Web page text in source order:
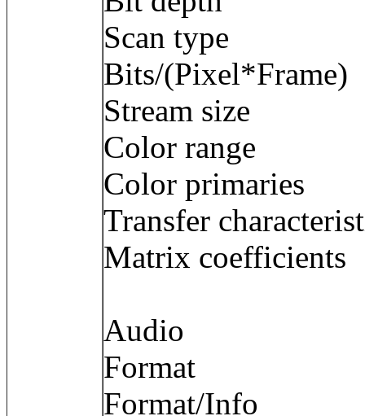
Scan type :
Bits/
Stream size :
Color range
Color
Transfer
Matrix
Audio
Format :
Format/Info :